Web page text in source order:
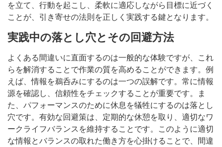
を立て、行動を起こし、柔軟に適応しながら目標に近づく
ことが、引き寄せの法則を正しく実践する鍵となります。
実践中の落とし穴とその回避方法
よくある間違いに直面するのは一般的な体験ですが、これ
らを解消することで作業の質を高めることができます。例
えば、情報を鵜呑みにするのは一つの誤解です。常に情報
源を確認し、信頼性をチェックすることが重要です。ま
た、パフォーマンスのために休息を犠牲にするのは落とし
穴です。有効な回避策は、定期的な休憩を取り、適切なワ
ークライフバランスを維持することです。このように適切
な情報とバランスの取れた働き方を心掛けることで、間違